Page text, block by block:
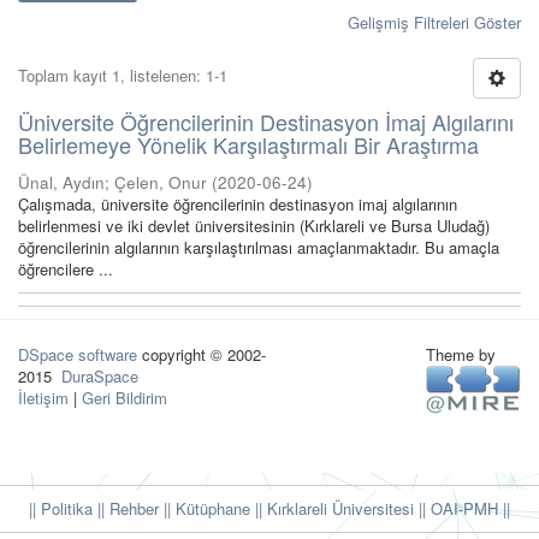
Gelişmiş Filtreleri Göster
Toplam kayıt 1, listelenen: 1-1
Üniversite Öğrencilerinin Destinasyon İmaj Algılarını
Belirlemeye Yönelik Karşılaştırmalı Bir Araştırma
Ünal, Aydın; Çelen, Onur (2020-06-24)
Çalışmada, üniversite öğrencilerinin destinasyon imaj algılarının
belirlenmesi ve iki devlet üniversitesinin (Kırklareli ve Bursa Uludağ)
öğrencilerinin algılarının karşılaştırılması amaçlanmaktadır. Bu amaçla
öğrencilere ...
DSpace software copyright © 2002-
2015 DuraSpace
İletişim | Geri Bildirim
Theme by
|| Politika || Rehber|| Kütüphane || Kırklareli Üniversitesi || OAI-PMH ||